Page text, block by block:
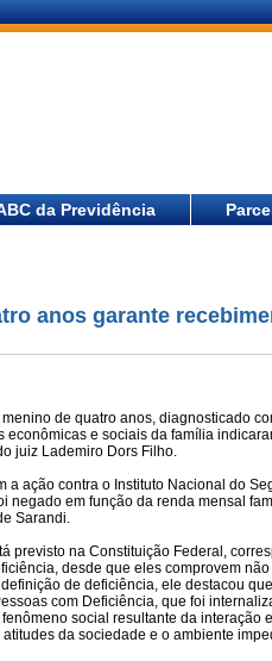
da Previdência
anos garante
de quatro anos, diagnosticado
e sociais da família
juiz Lademiro Dors Filho.
a ação contra o Instituto Nacional do
negado em função da renda mensal
Sarandi.
previsto na Constituição Federal,
desde que eles comprovem
de deficiência, ele destacou
com Deficiência, que foi
social resultante da interação
da sociedade e o ambiente